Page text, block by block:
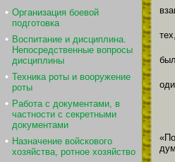
Организация боевой
подготовка
Воспитание и дисциплина.
Непосредственные вопросы
дисциплины
Техника роты и вооружение
роты
Работа с документами, в
частности с секретными
документами
Назначение войскового
хозяйства, ротное хозяйство